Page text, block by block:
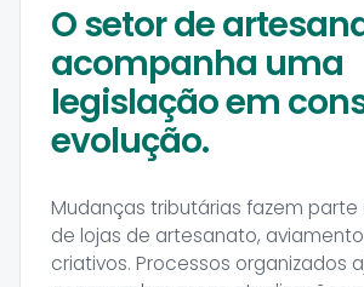
O setor de
acompanha uma
legislação em
evolução.
Mudanças tributárias fazem
de lojas de artesanato,
criativos. Processos organizados